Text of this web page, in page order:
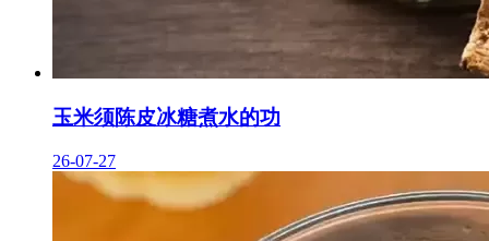
玉米须陈皮冰糖煮水的功
26-07-27